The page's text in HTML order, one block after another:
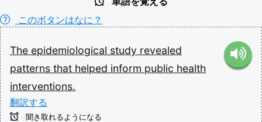
このボタンはなに？
The epidemiological study revealed
patterns that helped inform public health
interventions.
翻訳する
聞き取れるようになる